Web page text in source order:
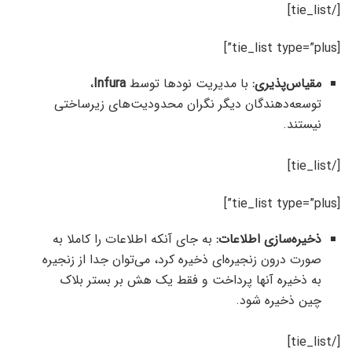
[/tie_list]
[tie_list type=”plus”]
مقیاس‌پذیری: با مدیریت نودها توسط Infura
نیستند.
[/tie_list]
[tie_list type=”plus”]
ذخیره‌سازی اطلاعات:
چین ذخیره شود.
[/tie_list]